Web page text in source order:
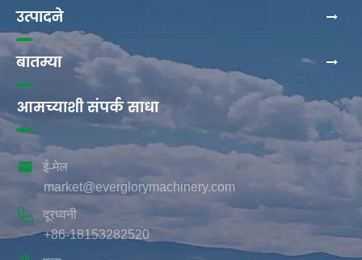
उत्पादने
बातम्या
आमच्याशी संपर्क साधा

ई-मेल
market@everglorymachinery.com

दूरध्वनी
+86-18153282520